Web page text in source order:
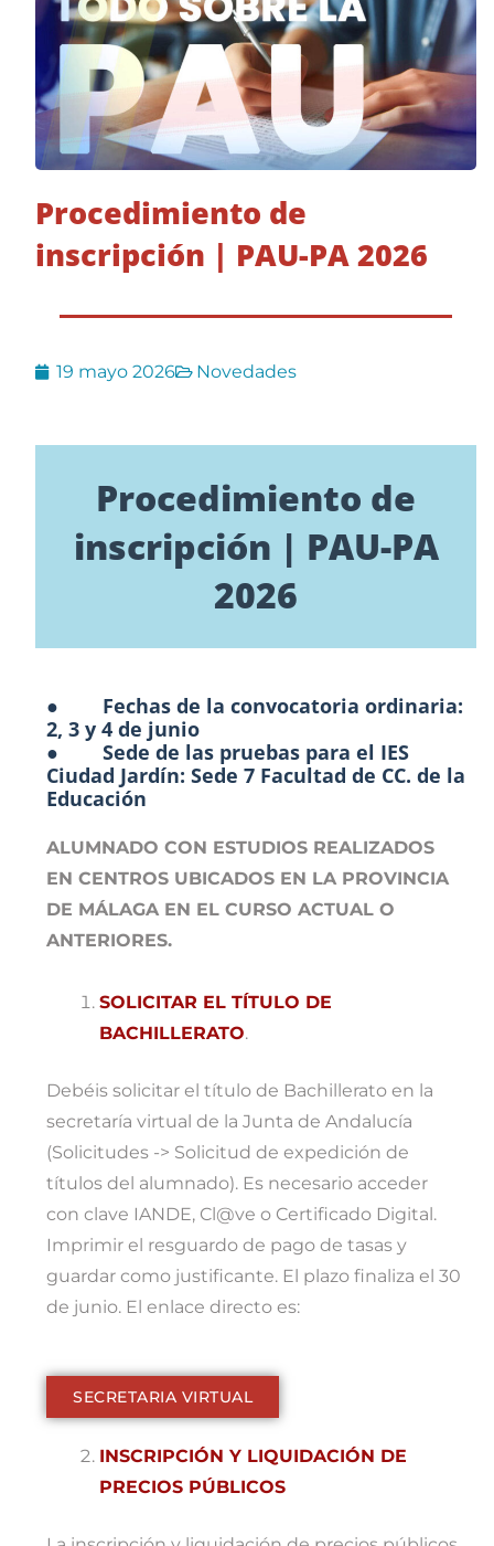
Procedimiento de
inscripción | PAU-PA 2026
19 mayo 2026 Novedades
Procedimiento de
inscripción | PAU-PA
2026
● Fechas de la convocatoria ordinaria:
2, 3 y 4 de junio
● Sede de las pruebas para el IES
Ciudad Jardín: Sede 7 Facultad de CC. de la
Educación
ALUMNADO CON ESTUDIOS REALIZADOS
EN CENTROS UBICADOS EN LA PROVINCIA
DE MÁLAGA EN EL CURSO ACTUAL O
ANTERIORES.
SOLICITAR EL TÍTULO DE
BACHILLERATO.
Debéis solicitar el título de Bachillerato en la
secretaría virtual de la Junta de Andalucía
(Solicitudes -> Solicitud de expedición de
títulos del alumnado). Es necesario acceder
con clave IANDE, Cl@ve o Certificado Digital.
Imprimir el resguardo de pago de tasas y
guardar como justificante. El plazo finaliza el 30
de junio. El enlace directo es:
SECRETARIA VIRTUAL
INSCRIPCIÓN Y LIQUIDACIÓN DE
PRECIOS PÚBLICOS